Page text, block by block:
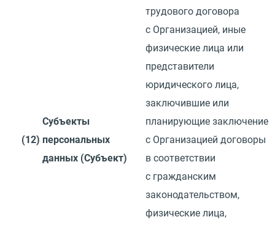
(12)
Субъекты
персональных
данных (Субъект)
трудового договора
с Организацией, иные
физические лица или
представители
юридического лица,
заключившие или
планирующие заключение
с Организацией договоры
в соответствии
с гражданским
законодательством,
физические лица,